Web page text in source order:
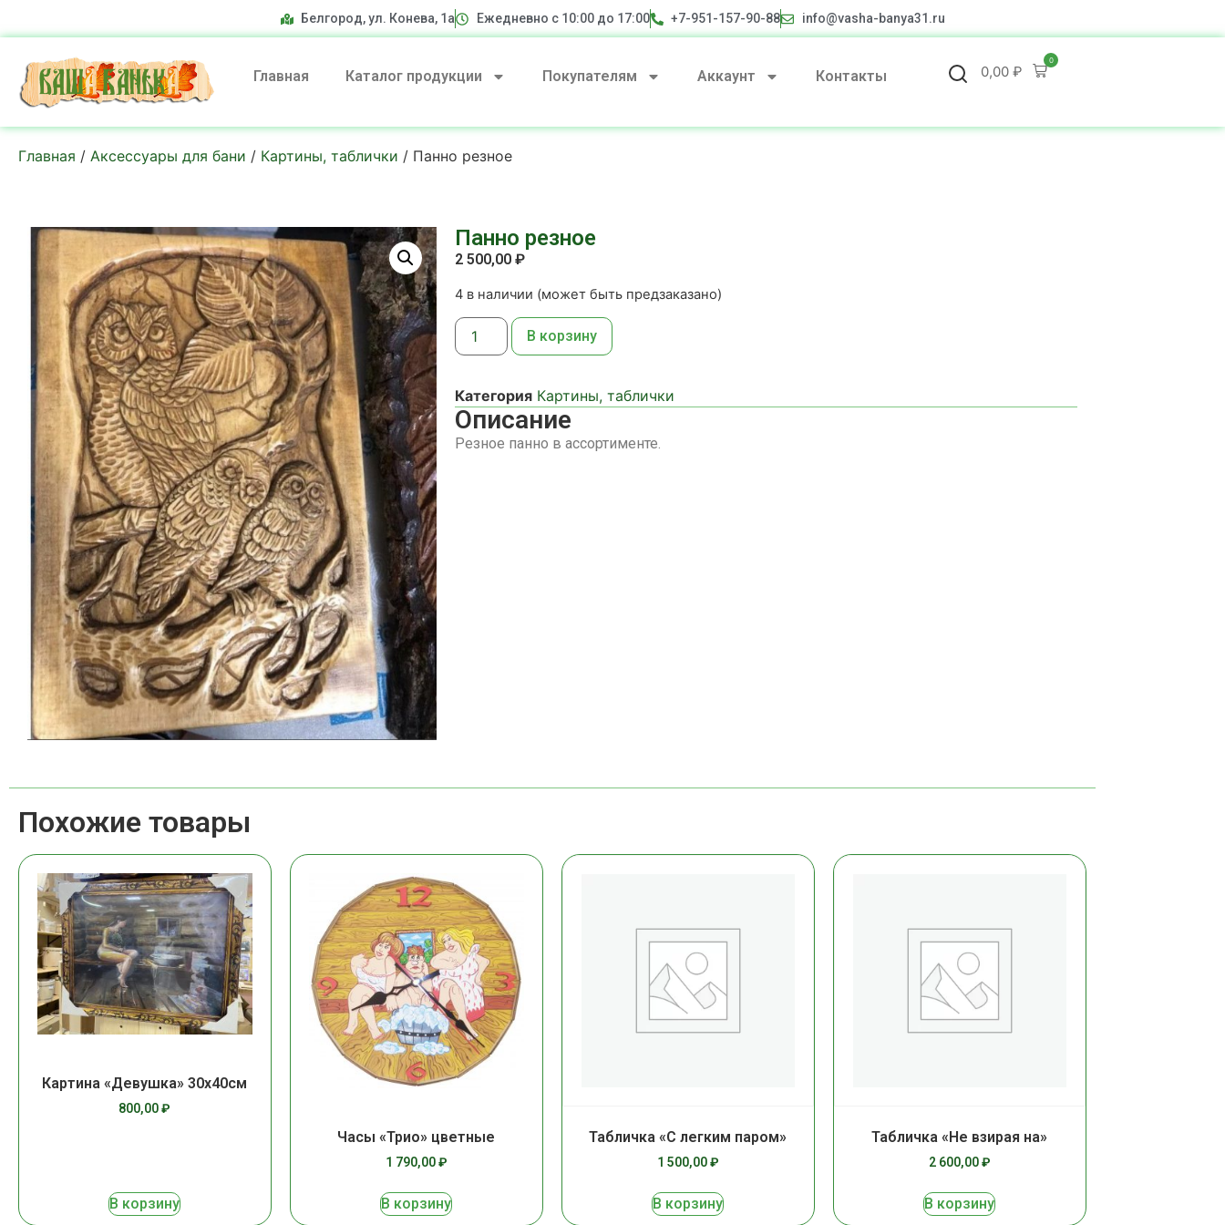
Белгород, ул. Конева, 1а Ежедневно с 10:00 до 17:00 +7-951-157-90-88 info@vasha-banya31.ru
Главная Каталог продукции Покупателям Аккаунт Контакты 0,00₽
0
Главная / Аксессуары для бани / Картины, таблички / Панно резное
Панно резное
2 500,00 ₽
4 в наличии (может быть предзаказано)
В корзину
Категория Картины, таблички
Описание
Резное панно в ассортименте.
Похожие товары
Картина «Девушка» 30х40см
800,00₽
В корзину
Часы «Трио» цветные
1 790,00₽
В корзину
Табличка «С легким паром»
1 500,00₽
В корзину
Табличка «Не взирая на»
2 600,00₽
В корзину